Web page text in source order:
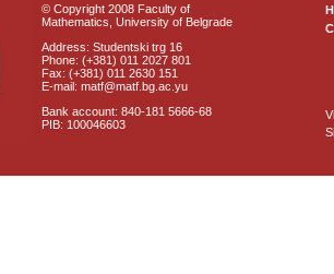
© Copyright 2008 Faculty of
Mathematics, University of Belgrade
Address: Studentski trg 16
Phone: (+381) 011 2027 801
Fax: (+381) 011 2630 151
E-mail: matf@matf.bg.ac.yu
Bank account: 840-181 5666-68
PIB: 100046603